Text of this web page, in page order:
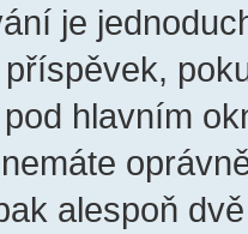
je
hlavním
alespoň